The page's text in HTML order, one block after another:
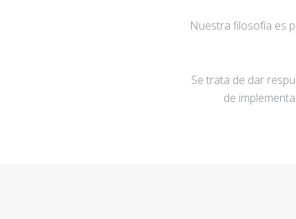
Nuestra filosofía es
Se trata de dar
de